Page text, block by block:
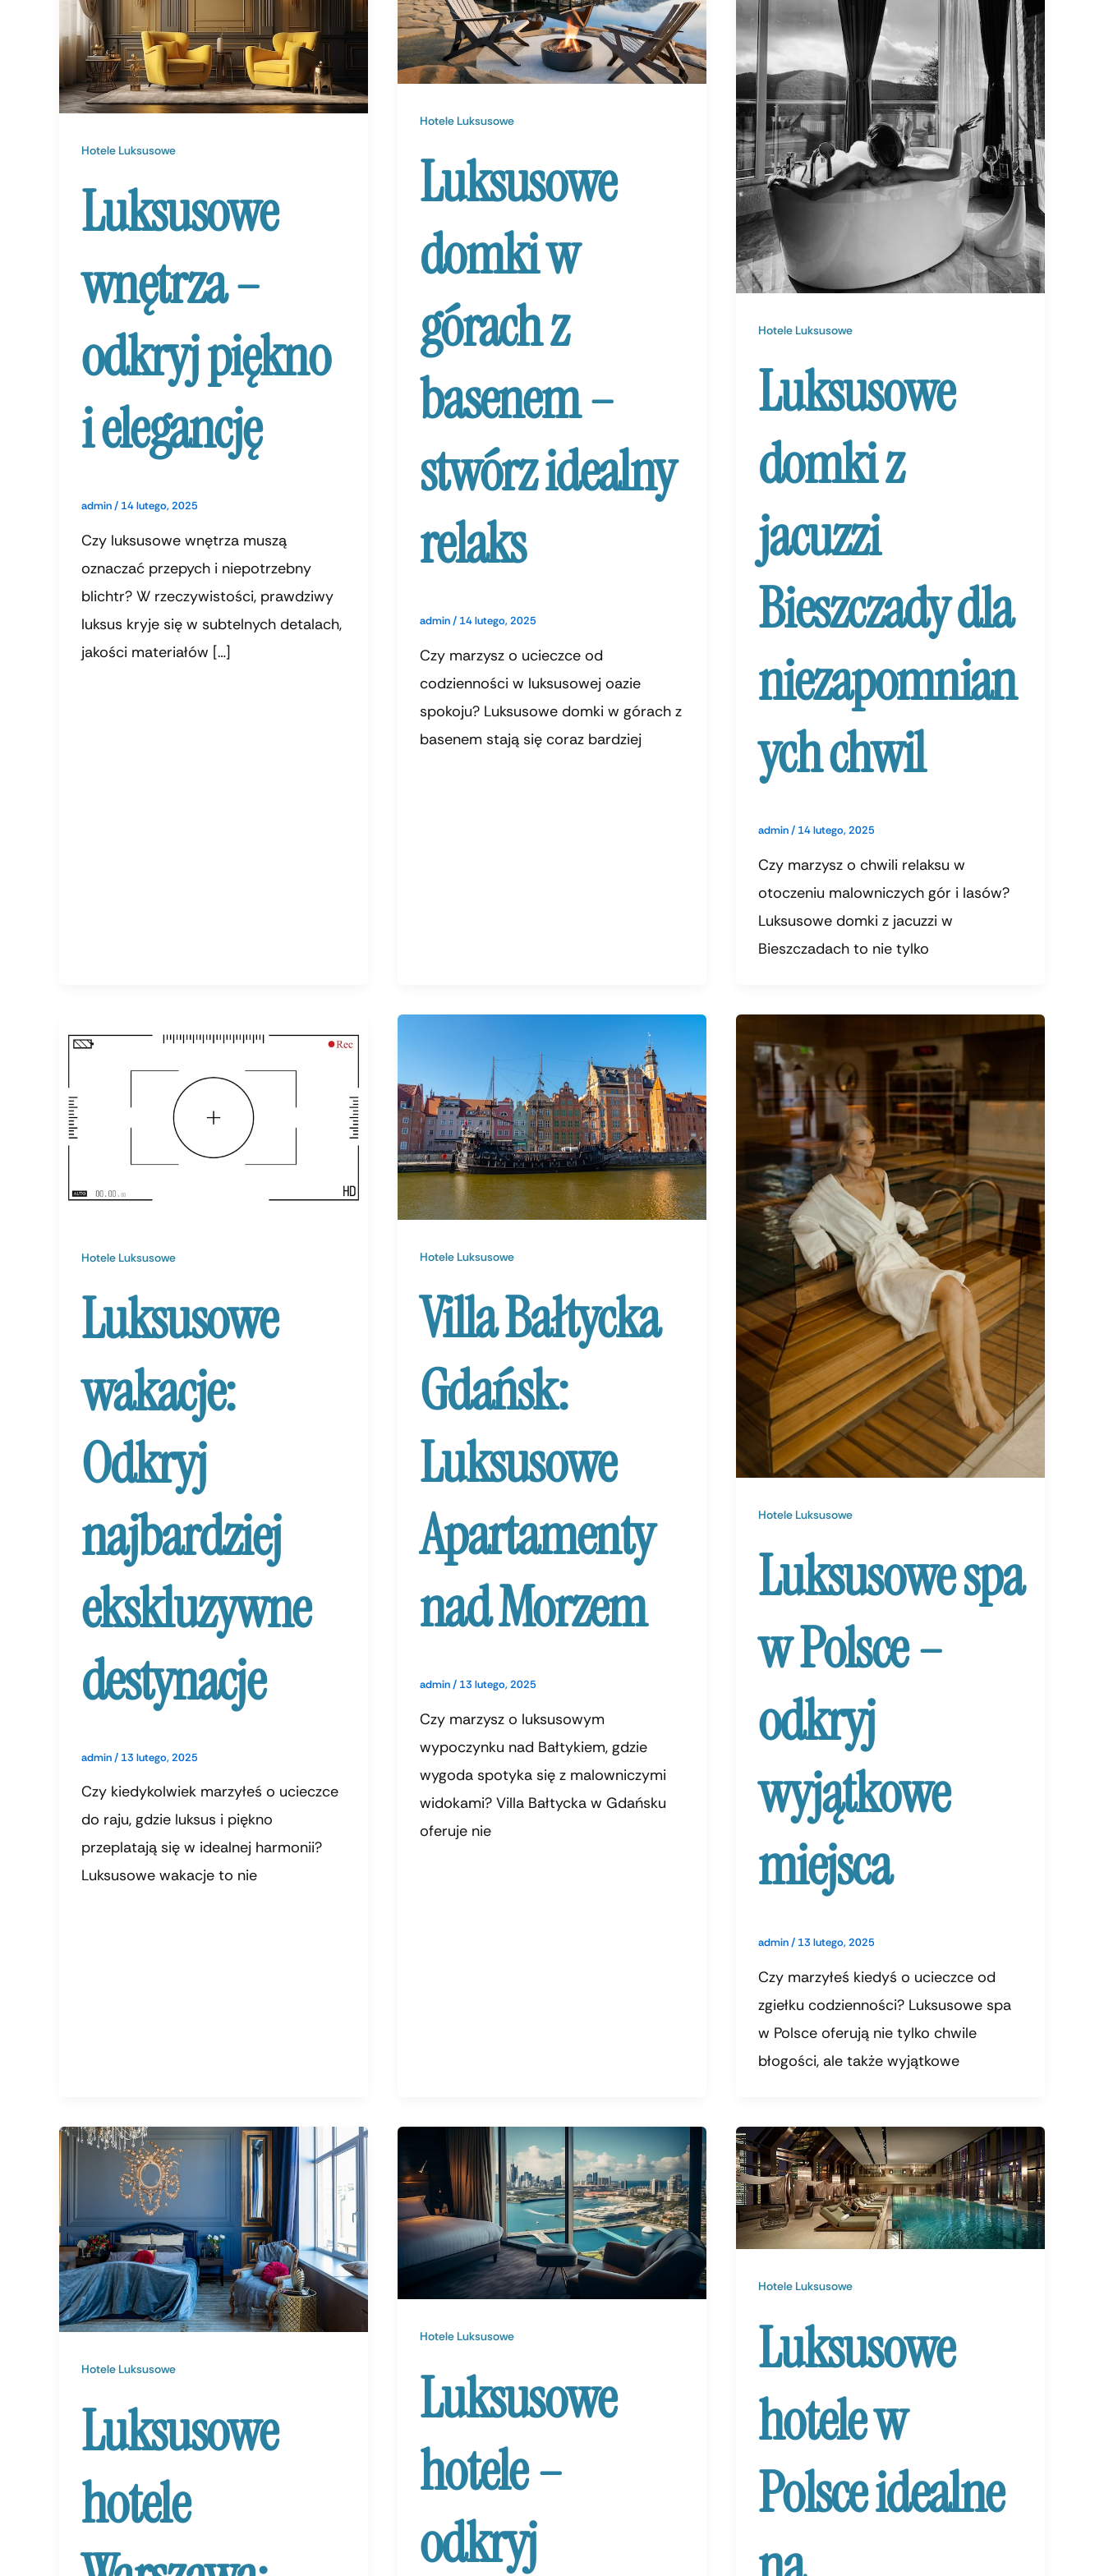
Hotele Luksusowe
Luksusowe
wnętrza –
odkryj piękno
i elegancję
admin/ 14 lutego, 2025
Czy luksusowe wnętrza muszą
oznaczać przepych i niepotrzebny
blichtr? W rzeczywistości, prawdziwy
luksus kryje się w subtelnych detalach,
jakości materiałów […]
Hotele Luksusowe
Luksusowe
domki w
górach z
basenem –
stwórz idealny
relaks
admin/ 14 lutego, 2025
Czy marzysz o ucieczce od
codzienności w luksusowej oazie
spokoju? Luksusowe domki w górach z
basenem stają się coraz bardziej
Hotele Luksusowe
Luksusowe
domki z
jacuzzi
Bieszczady dla
niezapomnian
ych chwil
admin/ 14 lutego, 2025
Czy marzysz o chwili relaksu w
otoczeniu malowniczych gór i lasów?
Luksusowe domki z jacuzzi w
Bieszczadach to nie tylko
Hotele Luksusowe
Luksusowe
wakacje:
Odkryj
najbardziej
ekskluzywne
destynacje
admin/ 13 lutego, 2025
Czy kiedykolwiek marzyłeś o ucieczce
do raju, gdzie luksus i piękno
przeplatają się w idealnej harmonii?
Luksusowe wakacje to nie
Hotele Luksusowe
Villa Bałtycka
Gdańsk:
Luksusowe
Apartamenty
nad Morzem
admin/ 13 lutego, 2025
Czy marzysz o luksusowym
wypoczynku nad Bałtykiem, gdzie
wygoda spotyka się z malowniczymi
widokami? Villa Bałtycka w Gdańsku
oferuje nie
Hotele Luksusowe
Luksusowe spa
w Polsce –
odkryj
wyjątkowe
miejsca
admin/ 13 lutego, 2025
Czy marzyłeś kiedyś o ucieczce od
zgiełku codzienności? Luksusowe spa
w Polsce oferują nie tylko chwile
błogości, ale także wyjątkowe
Hotele Luksusowe
Luksusowe
hotele
Hotele Luksusowe
Luksusowe
hotele –
odkryj
Hotele Luksusowe
Luksusowe
hotele w
Polsce idealne